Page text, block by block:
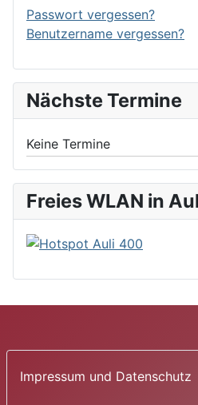
Passwort vergessen?
Benutzername vergessen?
Nächste Termine
Keine Termine
Freies WLAN in
Impressum und Datenschutz